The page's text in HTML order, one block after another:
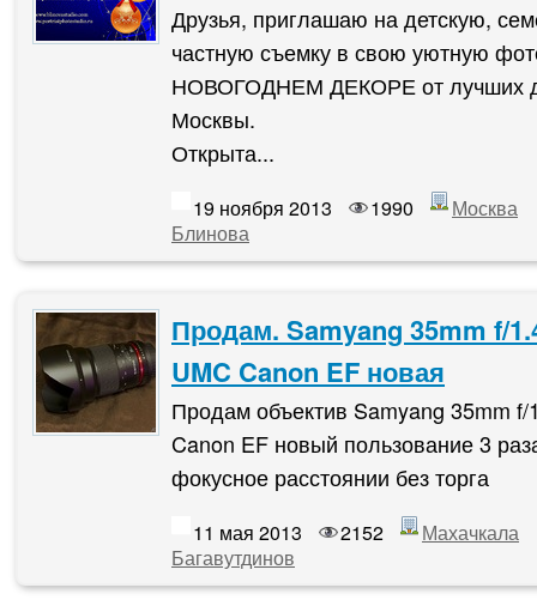
Друзья, приглашаю на детскую,
частную съемку в свою уютную
НОВОГОДНЕМ ДЕКОРЕ от лучших
Москвы.
Открыта...
19 ноября 2013 1990
Москва
Блинова
Продам. Samyang 35mm f/
UMC Canon EF новая
Продам объектив Samyang 35mm
Canon EF новый пользование 3
фокусное расстоянии без торга
11 мая 2013 2152
Махачкала
Багавутдинов